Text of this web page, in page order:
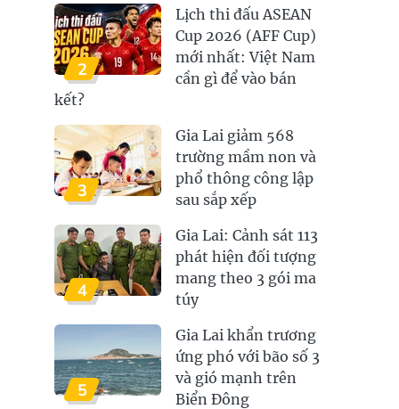
2
Lịch thi đấu ASEAN
Cup 2026 (AFF Cup)
mới nhất: Việt Nam
cần gì để vào bán
kết?
3
Gia Lai giảm 568
trường mầm non và
phổ thông công lập
sau sắp xếp
4
Gia Lai: Cảnh sát 113
phát hiện đối tượng
mang theo 3 gói ma
túy
5
Gia Lai khẩn trương
ứng phó với bão số 3
và gió mạnh trên
Biển Đông